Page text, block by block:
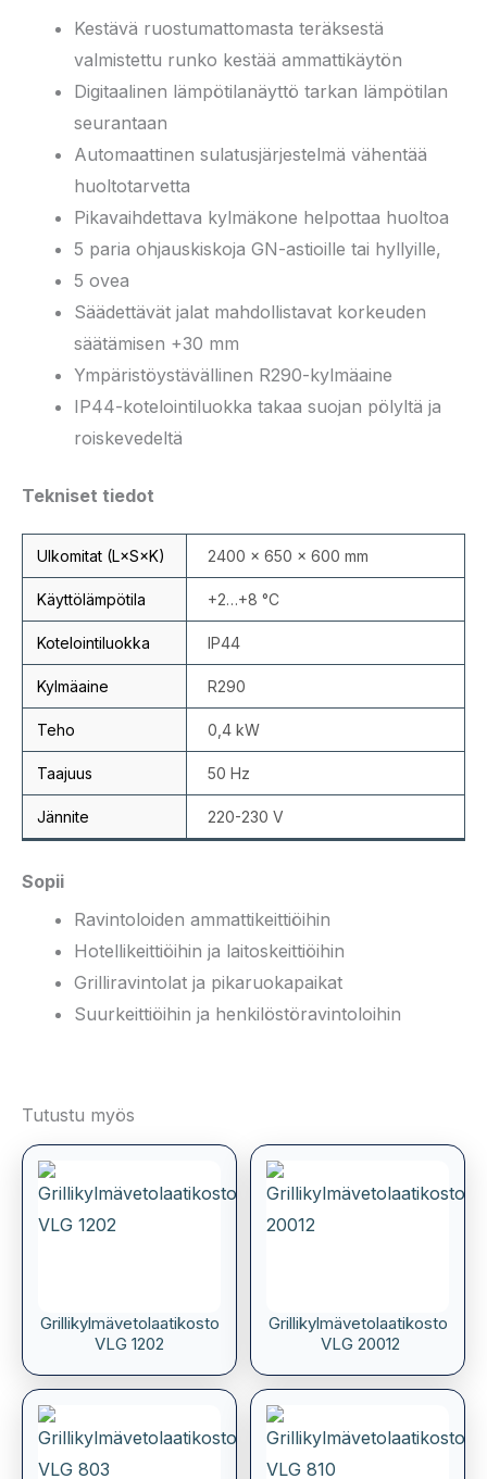
Kestävä ruostumattomasta teräksestä
valmistettu runko kestää ammattikäytön
Digitaalinen lämpötilanäyttö tarkan lämpötilan
seurantaan
Automaattinen sulatusjärjestelmä vähentää
huoltotarvetta
Pikavaihdettava kylmäkone helpottaa huoltoa
5 paria ohjauskiskoja GN-astioille tai hyllyille,
5 ovea
Säädettävät jalat mahdollistavat korkeuden
säätämisen +30 mm
Ympäristöystävällinen R290-kylmäaine
IP44-kotelointiluokka takaa suojan pölyltä ja
roiskevedeltä
Tekniset tiedot
Ulkomitat (L×S×K) 2400 × 650 × 600 mm
Käyttölämpötila +2…+8 °C
Kotelointiluokka IP44
Kylmäaine R290
Teho 0,4 kW
Taajuus 50 Hz
Jännite 220-230 V
Sopii
Ravintoloiden ammattikeittiöihin
Hotellikeittiöihin ja laitoskeittiöihin
Grilliravintolat ja pikaruokapaikat
Suurkeittiöihin ja henkilöstöravintoloihin
Tutustu myös
Grillikylmävetolaatikosto
VLG 1202
Grillikylmävetolaatikosto
VLG 20012